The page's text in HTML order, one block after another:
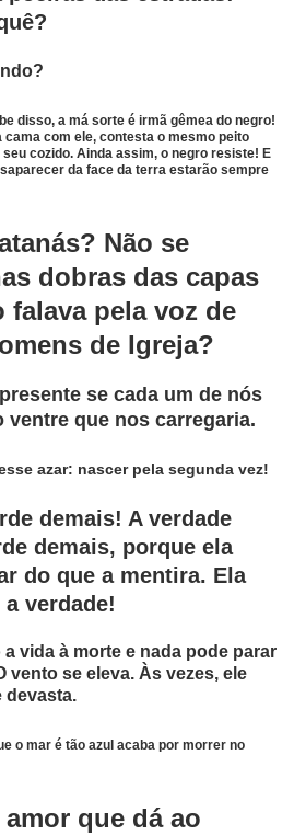
disso, a má sorte é irmã gêmea do negro!
cama com ele, contesta o mesmo peito
cozido. Ainda assim, o negro resiste! E
da face da terra estarão sempre
Não se
dobras das capas
falava pela voz de
de Igreja?
se cada um de nós
ventre que nos carregaria.
azar: nascer pela segunda vez!
demais! A verdade
demais, porque ela
do que a mentira. Ela
verdade!
vida à morte e nada pode parar
vento se eleva. Às vezes, ele
devasta.
o mar é tão azul acaba por morrer no
que dá ao